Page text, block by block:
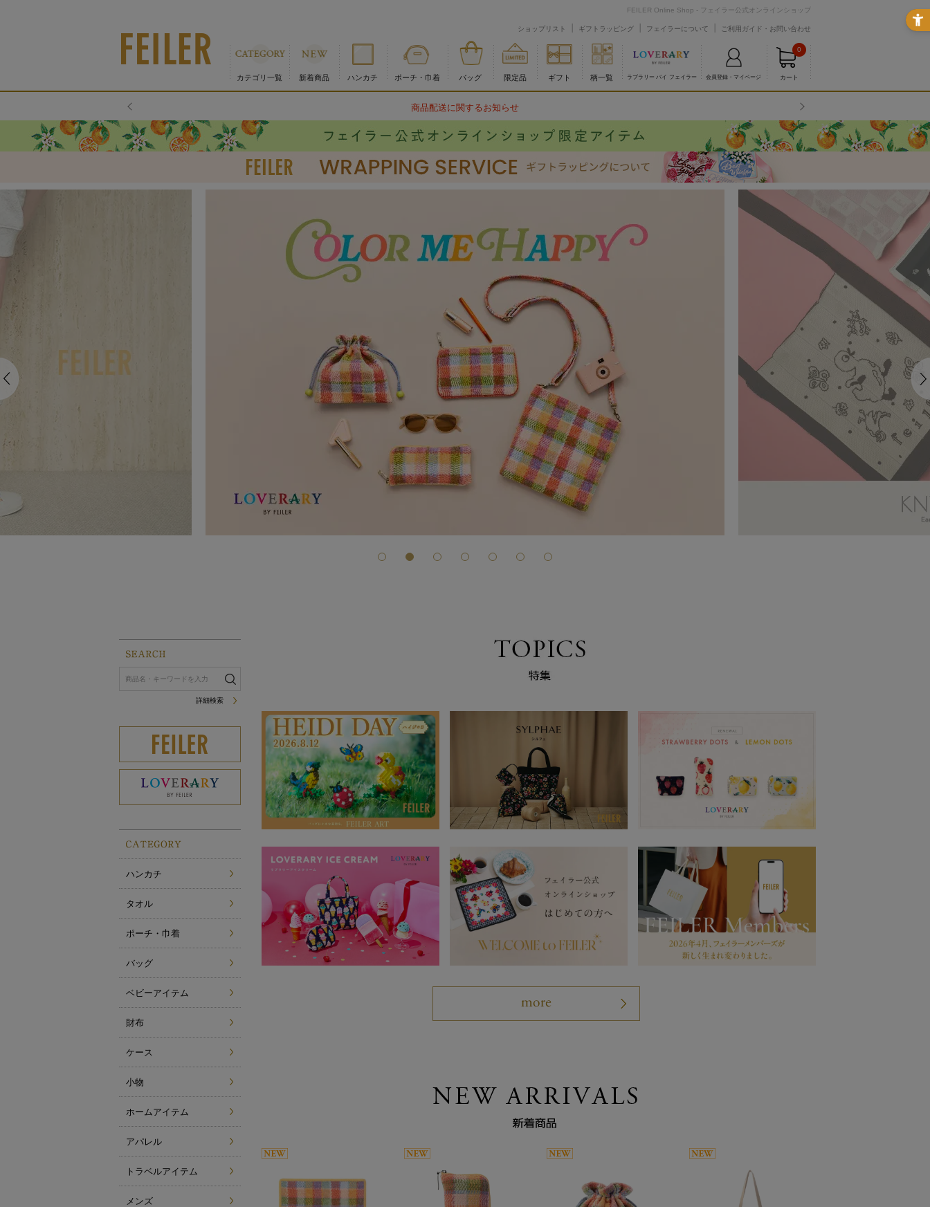
FEILER Online Shop - フェイラー公式オンラインショップ
ショップリスト ギフトラッピング フェイラーについて ご利用ガイド・お問い合わせ
カテゴリ一覧 新着商品 ハンカチ ポーチ・巾着 バッグ 限定品 ギフト 柄一覧 ラブラリー バイ フェイラー 会員登録・マイページ カート
0
物流倉庫の休業に伴う配送のお知らせ
詳細検索
ハンカチ
タオル
ポーチ・巾着
バッグ
ベビーアイテム
財布
ケース
小物
ホームアイテム
アパレル
トラベルアイテム
メンズ